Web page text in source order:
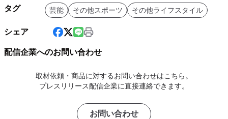
タグ 芸能 その他スポーツ その他ライフスタイル
シェア
配信企業へのお問い合わせ
取材依頼・商品に対するお問い合わせはこちら。
プレスリリース配信企業に直接連絡できます。
お問い合わせ